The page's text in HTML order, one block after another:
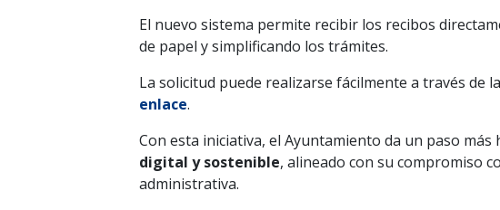
El nuevo sistema permite recibir los recibos
de papel y simplificando los trámites.
La solicitud puede realizarse fácilmente a través de la
enlace.
Con esta iniciativa, el Ayuntamiento da un paso
digital y sostenible, alineado con su compromiso
administrativa.